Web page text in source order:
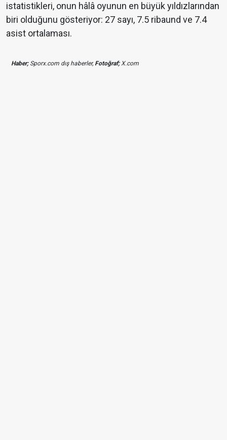
istatistikleri, onun hâlâ oyunun en büyük yıldızlarından
biri olduğunu gösteriyor: 27 sayı, 7.5 ribaund ve 7.4
asist ortalaması.
Haber;Sporx.com dış haberler,Fotoğraf;X.com